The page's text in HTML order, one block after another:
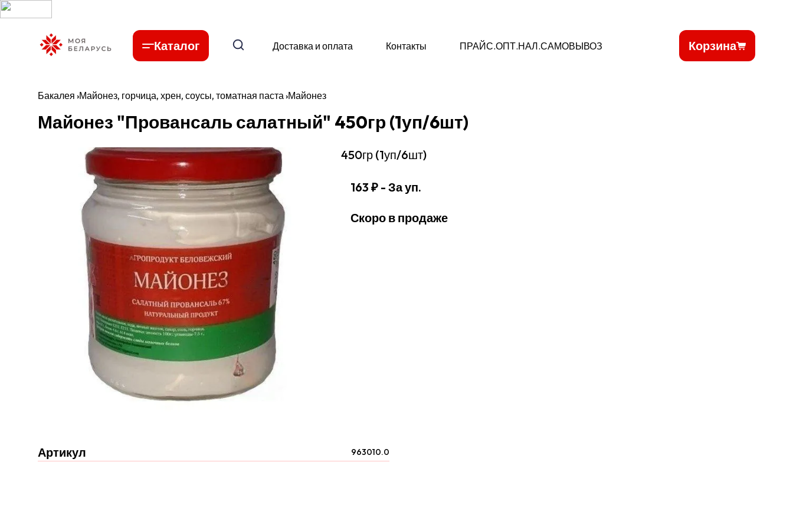
Каталог Доставка и оплата Контакты ПРАЙС.ОПТ.НАЛ.САМОВЫВОЗ Корзина
Бакалея ›Майонез, горчица, хрен, соусы, томатная паста›Майонез
Майонез "Провансаль салатный" 450гр (1уп/6шт)
450гр (1уп/6шт)
163 ₽ - За уп.
Скоро в продаже
Артикул 963010.0